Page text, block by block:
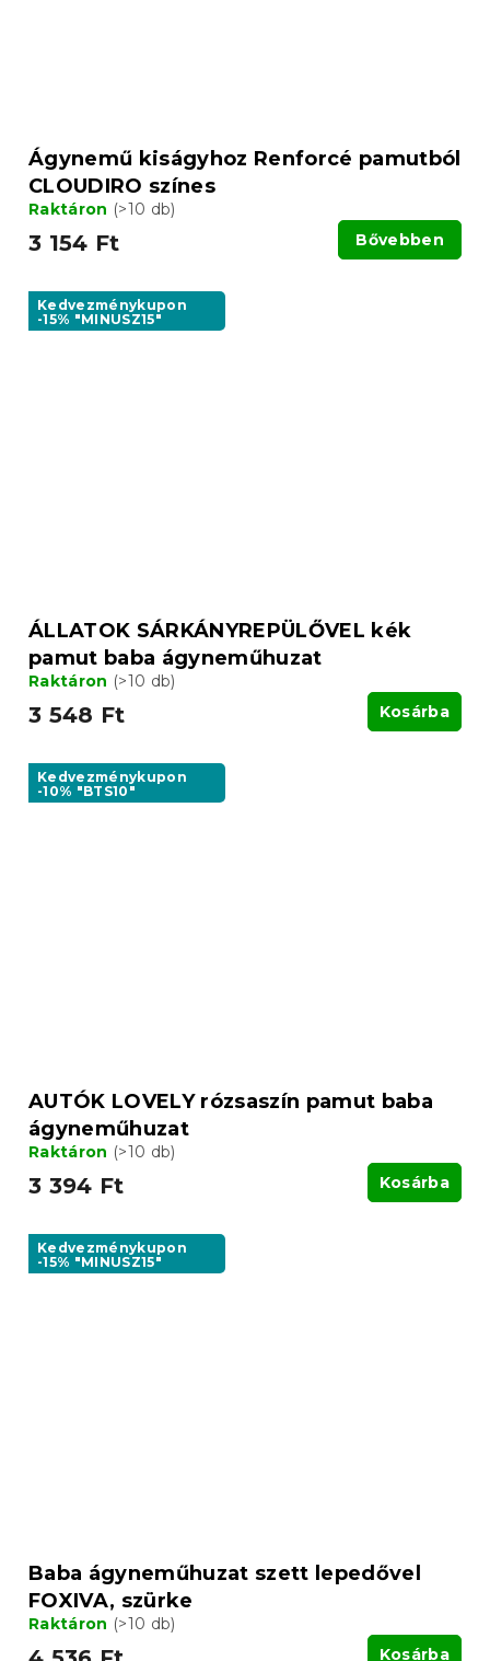
Ágynemű kiságyhoz Renforcé pamutból
CLOUDIRO színes
Raktáron (>10 db)
3 154 Ft Bővebben
Kedvezménykupon
-15% "MINUSZ15"
ÁLLATOK SÁRKÁNYREPÜLŐVEL kék
pamut baba ágyneműhuzat
Raktáron (>10 db)
3 548 Ft Kosárba
Kedvezménykupon
-10% "BTS10"
AUTÓK LOVELY rózsaszín pamut baba
ágyneműhuzat
Raktáron (>10 db)
3 394 Ft Kosárba
Kedvezménykupon
-15% "MINUSZ15"
Baba ágyneműhuzat szett lepedővel
FOXIVA, szürke
Raktáron (>10 db)
Kosárba